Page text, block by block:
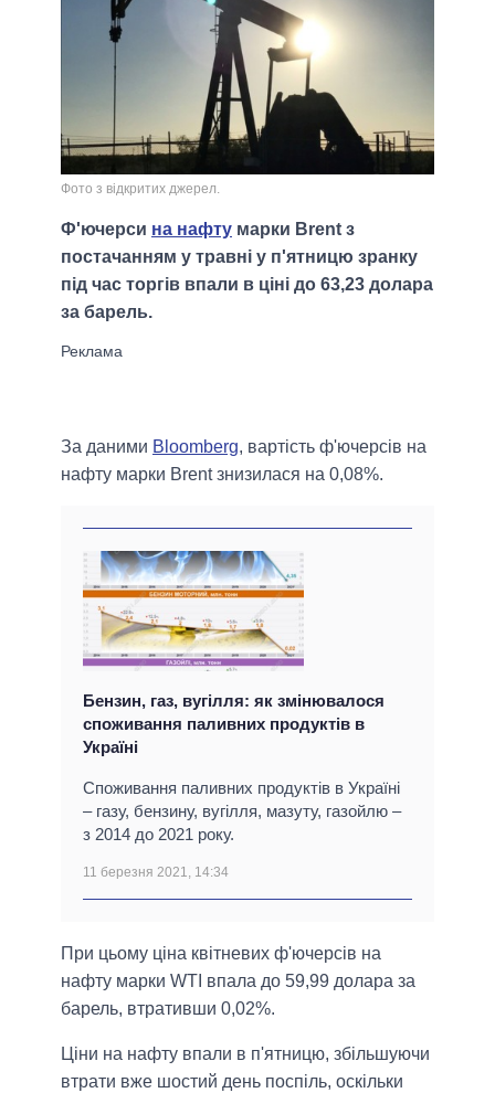
Фото з відкритих джерел.
Ф'ючерси на нафту марки Brent з
постачанням у травні у п'ятницю зранку
під час торгів впали в ціні до 63,23 долара
за барель.
За даними Bloomberg, вартість ф'ючерсів на
нафту марки Brent знизилася на 0,08%.
Бензин, газ, вугілля: як змінювалося
споживання паливних продуктів в
Україні
Споживання паливних продуктів в Україні
– газу, бензину, вугілля, мазуту, газойлю –
з 2014 до 2021 року.
11 березня 2021, 14:34
При цьому ціна квітневих ф'ючерсів на
нафту марки WTI впала до 59,99 долара за
барель, втративши 0,02%.
Ціни на нафту впали в п'ятницю, збільшуючи
втрати вже шостий день поспіль, оскільки